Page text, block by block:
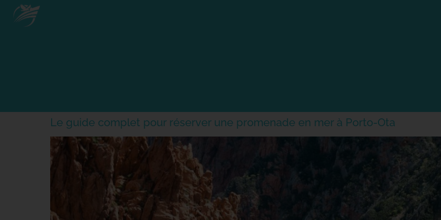
Le guide complet pour réserver une promenade en mer à Porto-Ota